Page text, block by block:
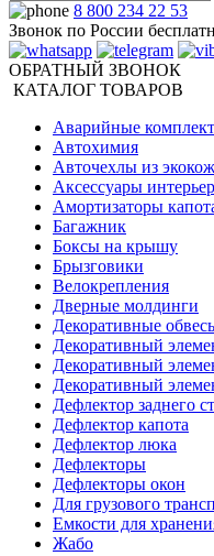
8 800 234 22 53
Звонок по России
ОБРАТНЫЙ ЗВОНОК
КАТАЛОГ ТОВАРОВ
Аварийные
Автохимия
Авточехлы из
Аксессуары
Амортизаторы
Багажник
Боксы на крышу
Брызговики
Велокрепления
Дверные молдинги
Декоративные
Декоративный
Декоративный
Декоративный
Дефлектор заднего
Дефлектор капота
Дефлектор люка
Дефлекторы
Дефлекторы окон
Для грузового
Емкости для
Жабо